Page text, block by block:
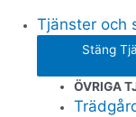
Tjänster och
Stäng
ÖVRIGA